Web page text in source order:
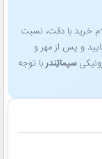
خرید با دقت، نسبت
و پس از مهر و
سیماتِندربا توجه